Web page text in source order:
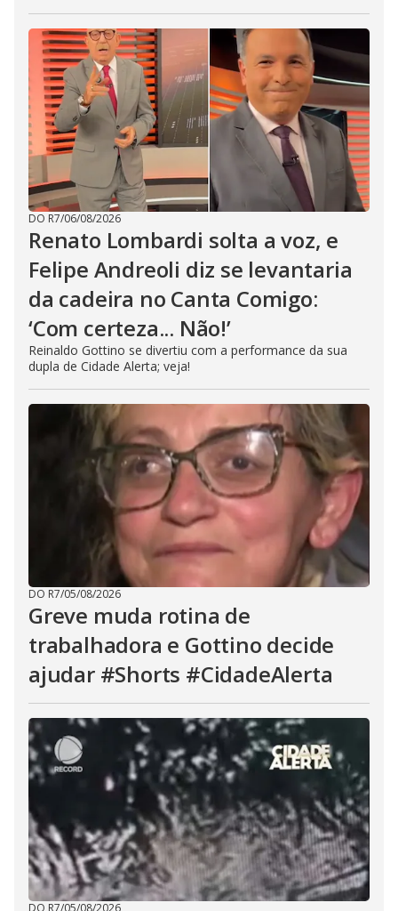
DO R7/06/08/2026
Renato Lombardi solta a voz, e
Felipe Andreoli diz se levantaria
da cadeira no Canta Comigo:
‘Com certeza... Não!’
Reinaldo Gottino se divertiu com a performance da sua
dupla de Cidade Alerta; veja!
DO R7/05/08/2026
Greve muda rotina de
trabalhadora e Gottino decide
ajudar #Shorts #CidadeAlerta
DO R7/05/08/2026